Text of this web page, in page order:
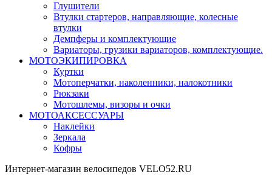
Глушители
Втулки стартеров, направляющие, колесные
втулки
Демпферы и комплектующие
Вариаторы, грузики вариаторов, комплектующие.
МОТОЭКИПИРОВКА
Куртки
Мотоперчатки, наколенники, налокотники
Рюкзаки
Мотошлемы, визоры и очки
МОТОАКСЕССУАРЫ
Наклейки
Зеркала
Кофры
Интернет-магазин велосипедов VELO52.RU